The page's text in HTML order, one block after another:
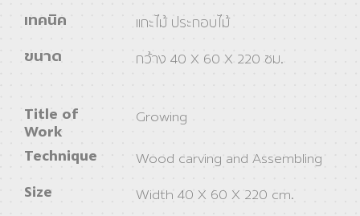
เทคนิค แกะไม้ ประกอบไม้
ขนาด กว้าง 40 X 60 X 220 ซม.
Title of
Work
Growing
Technique Wood carving and Assembling
Size Width 40 X 60 X 220 cm.